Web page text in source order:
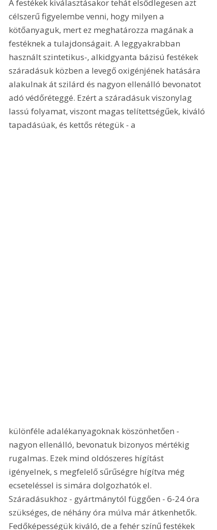
A festékek kiválasztásakor tehát elsődlegesen azt
célszerű figyelembe venni, hogy milyen a
kötőanyaguk, mert ez meghatározza magának a
festéknek a tulajdonságait. A leggyakrabban
használt szintetikus-, alkidgyanta bázisú festékek
száradásuk közben a levegő oxigénjének hatására
alakulnak át szilárd és nagyon ellenálló bevonatot
adó védőréteggé. Ezért a száradásuk viszonylag
lassú folyamat, viszont magas telítettségűek, kiváló
tapadásúak, és kettős rétegük - a
különféle adalékanyagoknak köszönhetően -
nagyon ellenálló, bevonatuk bizonyos mértékig
rugalmas. Ezek mind oldószeres hígítást
igényelnek, s megfelelő sűrűségre hígítva még
ecseteléssel is simára dolgozhatók el.
Száradásukhoz - gyártmánytól függően - 6-24 óra
szükséges, de néhány óra múlva már átkenhetők.
Fedőképességük kiváló, de a fehér színű festékek